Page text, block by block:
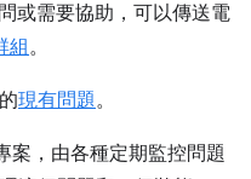
或需要協助，可以傳送電
組。
現有問題。
案，由各種定期監控問題